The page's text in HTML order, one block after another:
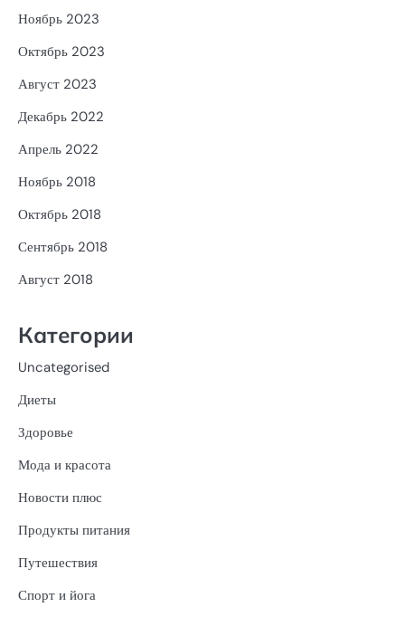
Ноябрь 2023
Октябрь 2023
Август 2023
Декабрь 2022
Апрель 2022
Ноябрь 2018
Октябрь 2018
Сентябрь 2018
Август 2018
Категории
Uncategorised
Диеты
Здоровье
Мода и красота
Новости плюс
Продукты питания
Путешествия
Спорт и йога